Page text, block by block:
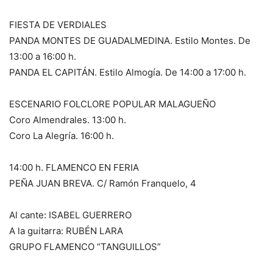
FIESTA DE VERDIALES
PANDA MONTES DE GUADALMEDINA. Estilo Montes. De
13:00 a 16:00 h.
PANDA EL CAPITÁN. Estilo Almogía. De 14:00 a 17:00 h.
ESCENARIO FOLCLORE POPULAR MALAGUEÑO
Coro Almendrales. 13:00 h.
Coro La Alegría. 16:00 h.
14:00 h. FLAMENCO EN FERIA
PEÑA JUAN BREVA. C/ Ramón Franquelo, 4
Al cante: ISABEL GUERRERO
A la guitarra: RUBÉN LARA
GRUPO FLAMENCO “TANGUILLOS”